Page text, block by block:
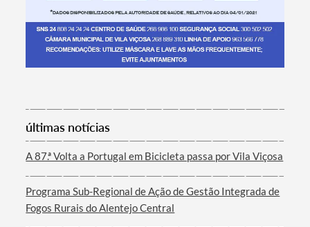
Categorias gerais
últimas notícias
A 87.ª Volta a Portugal em Bicicleta passa por Vila Viçosa
Programa Sub-Regional de Ação de Gestão Integrada de
Fogos Rurais do Alentejo Central